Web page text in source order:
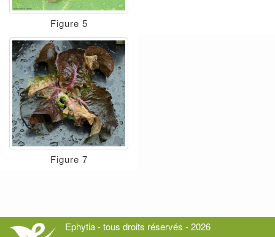
Figure 5
Figure 7
Ephytia - tous droits réservés - 2026